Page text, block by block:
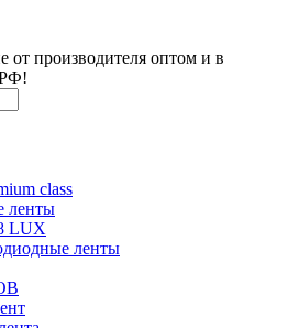
от производителя оптом и в
РФ!
class
ленты
LUX
ленты